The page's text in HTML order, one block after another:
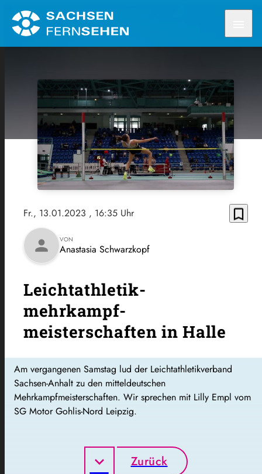
Fr., 13.01.2023 , 16:35 Uhr bookmark_border
person VON
Anastasia Schwarzkopf
Leichtathletik-
mehrkampf-
meisterschaften in Halle
Am vergangenen Samstag lud der Leichtathletikverband
Sachsen-Anhalt zu den mitteldeutschen
Mehrkampfmeisterschaften. Wir sprechen mit Lilly Empl vom
SG Motor Gohlis-Nord Leipzig.
Zurück